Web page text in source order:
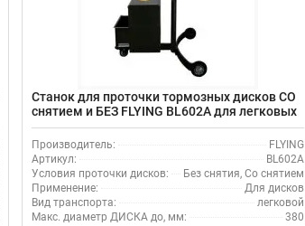
Станок для проточки тормозных дисков СО
снятием и БЕЗ FLYING BL602A для легковых
авто
Производитель:
FLYING
Артикул:
BL602A
Условия проточки дисков:
Без снятия, Со снятием
Применение:
Для дисков
Вид транспорта:
легковой
Макс. диаметр ДИСКА до, мм:
380